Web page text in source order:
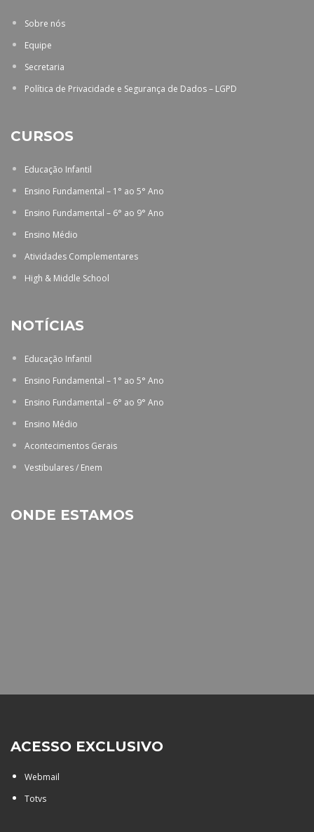
Sobre nós
Equipe
Secretaria
Política de Privacidade e Segurança de Dados – LGPD
CURSOS
Educação Infantil
Ensino Fundamental – 1° ao 5° Ano
Ensino Fundamental – 6° ao 9° Ano
Ensino Médio
Atividades Complementares
High & Middle School
NOTÍCIAS
Educação Infantil
Ensino Fundamental – 1° ao 5° Ano
Ensino Fundamental – 6° ao 9° Ano
Ensino Médio
Acontecimentos Gerais
Vestibulares / Enem
ONDE ESTAMOS
ACESSO EXCLUSIVO
Webmail
Totvs